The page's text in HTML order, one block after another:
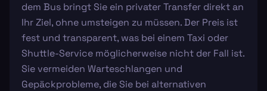
dem Bus bringt Sie ein privater Transfer direkt an
Ihr Ziel, ohne umsteigen zu müssen. Der Preis ist
fest und transparent, was bei einem Taxi oder
Shuttle-Service möglicherweise nicht der Fall ist.
Sie vermeiden Warteschlangen und
Gepäckprobleme, die Sie bei alternativen